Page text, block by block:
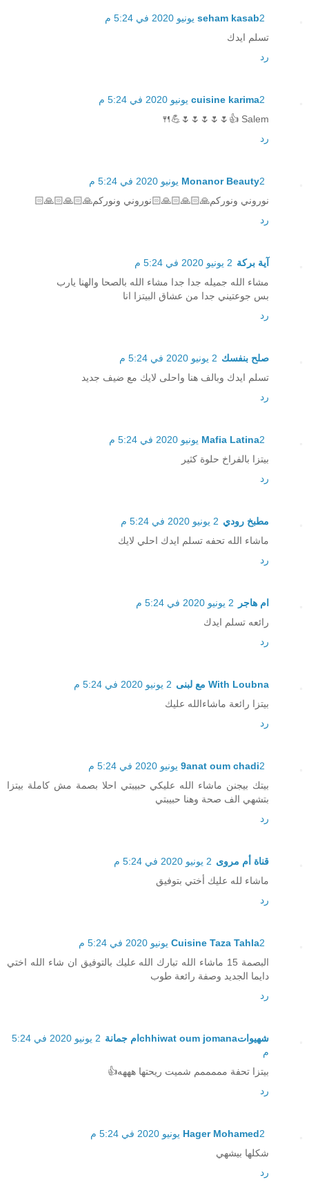
seham kasab2 يونيو 2020 في 5:24 م
تسلم ايدك
رد
cuisine karima2 يونيو 2020 في 5:24 م
Salem 👍🌷🌷🌷🌷🌷💪🍴
رد
Monanor Beauty2 يونيو 2020 في 5:24 م
نوروني ونوركم🙏🏻🙏🏻🙏🏻نوروني ونوركم🙏🏻🙏🏻🙏🏻
رد
آية بركة 2 يونيو 2020 في 5:24 م
مشاء الله جميله جدا جدا مشاء الله بالصحا والهنا يارب
بس جوعتيني جدا من عشاق البيتزا انا
رد
صلح بنفسك 2 يونيو 2020 في 5:24 م
تسلم ايدك وبالف هنا واحلى لايك مع ضيف جديد
رد
Mafia Latina2 يونيو 2020 في 5:24 م
بيتزا بالفراخ حلوة كثير
رد
مطبخ رودي 2 يونيو 2020 في 5:24 م
ماشاء الله تحفه تسلم ايدك احلي لايك
رد
ام هاجر
2 يونيو 2020 في 5:24 م
رائعه تسلم ايدك
رد
With Loubna مع لبنى
2 يونيو 2020 في 5:24 م
بيتزا رائعة ماشاءالله عليك
رد
9anat oum chadi2 يونيو 2020 في 5:24 م
بيتك بيجنن ماشاء الله عليكي حبيبتي احلا بصمة مش كاملة بيتزا
بتشهي الف صحة وهنا حبيبتي
رد
قناة أم مروى 2 يونيو 2020 في 5:24 م
ماشاء لله عليك أختي بتوفيق
رد
Cuisine Taza Tahla2 يونيو 2020 في 5:24 م
البصمة 15 ماشاء الله تبارك الله عليك بالتوفيق ان شاء الله اختي
دايما الجديد وصفة رائعة طوب
رد
شهيواتchhiwat oum jomanaام جمانة
2 يونيو 2020 في 5:24
م
بيتزا تحفة مممممم شميت ريحتها هههه👍
رد
Hager Mohamed2 يونيو 2020 في 5:24 م
شكلها بيشهي
رد